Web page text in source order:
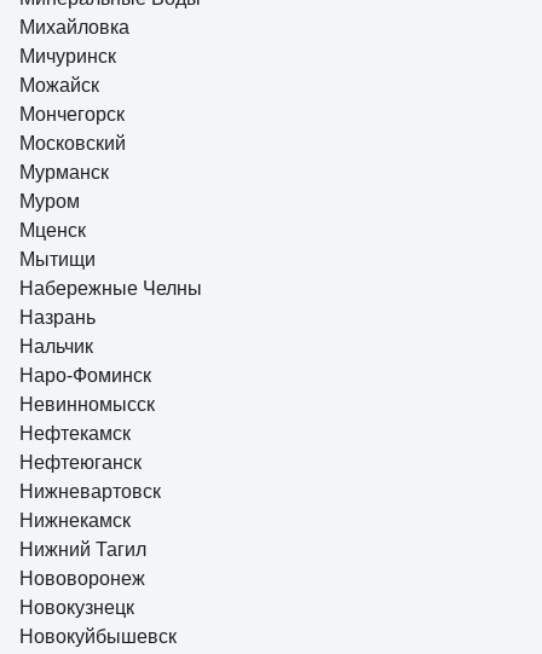
Михайловка
Мичуринск
Можайск
Мончегорск
Московский
Мурманск
Муром
Мценск
Мытищи
Набережные Челны
Назрань
Нальчик
Наро-Фоминск
Невинномысск
Нефтекамск
Нефтеюганск
Нижневартовск
Нижнекамск
Нижний Тагил
Нововоронеж
Новокузнецк
Новокуйбышевск